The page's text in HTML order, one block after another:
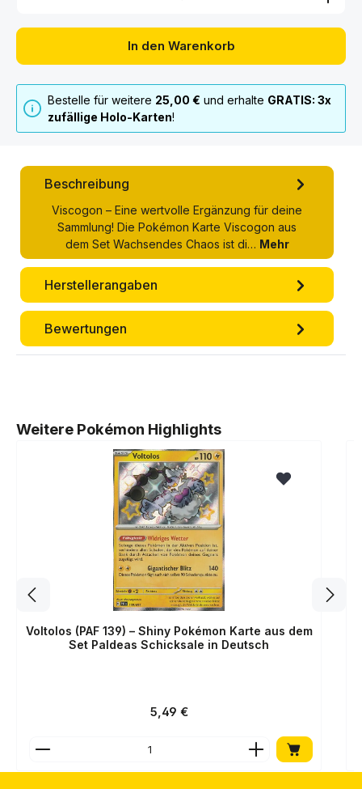
In den Warenkorb
Bestelle für weitere 25,00 € und erhalte GRATIS: 3x
zufällige Holo-Karten!
Beschreibung
Viscogon – Eine wertvolle Ergänzung für deine
Sammlung! Die Pokémon Karte Viscogon aus
dem Set Wachsendes Chaos ist di… Mehr
Herstellerangaben
Bewertungen
Produktgalerie überspringen
Weitere Pokémon Highlights
Voltolos (PAF 139) – Shiny Pokémon Karte aus dem
Set Paldeas Schicksale in Deutsch
Regulärer Preis:
5,49 €
Produkt Anzahl: Gib den gewünschten Wert